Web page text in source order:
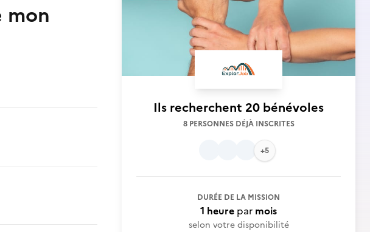
mon
Ils recherchent 20 bénévoles
8 PERSONNES DÉJÀ INSCRITES
+5
DURÉE DE LA MISSION
1 heure par mois
selon votre disponibilité